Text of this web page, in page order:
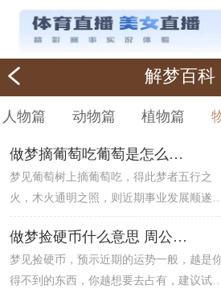
解梦百科
人物篇 动物篇 植物篇
做梦摘葡萄吃葡萄是怎么回事
梦见葡萄树上摘葡萄吃，得此梦者五行之
火，木火通明之照，则近期事业发展顺遂
与他人合作顺利，从事与文化建设等相关行
业者事业发展有利，梦见摘葡萄乃是可得之
物，则近期你的财运良好，与他人的合作
为你的事业提供更好的机会。
做梦捡硬币什么意思 周公解梦
梦见捡硬币，预示近期的运势一般，越是
得不到的东西，你越想要去占有，建议试着